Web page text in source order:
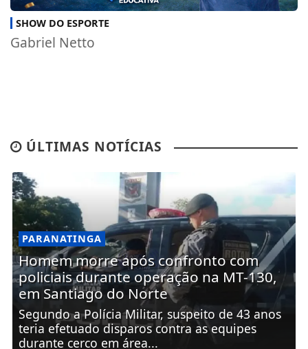
SHOW DO ESPORTE
Gabriel Netto
ÚLTIMAS NOTÍCIAS
PARANATINGA
Homem morre após confronto com
policiais durante operação na MT-130,
em Santiago do Norte
Segundo a Polícia Militar, suspeito de 43 anos
teria efetuado disparos contra as equipes
durante cerco em área...